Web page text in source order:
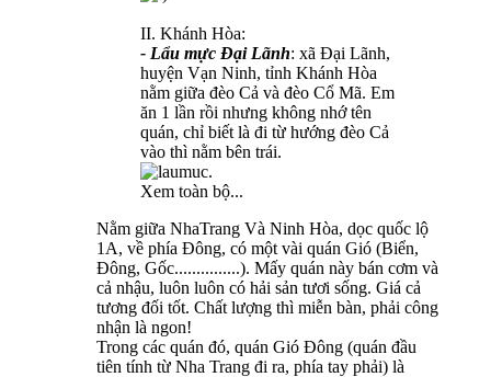
II. Khánh Hòa:
- Lẩu mực Đại Lãnh: xã Đại Lãnh,
huyện Vạn Ninh, tỉnh Khánh Hòa
nằm giữa đèo Cả và đèo Cổ Mã. Em
ăn 1 lần rồi nhưng không nhớ tên
quán, chỉ biết là đi từ hướng đèo Cả
vào thì nằm bên trái.
Xem toàn bộ...
Nằm giữa NhaTrang Và Ninh Hòa, dọc quốc lộ
1A, về phía Đông, có một vài quán Gió (Biển,
Đông, Gốc...............). Mấy quán này bán cơm và
cả nhậu, luôn luôn có hải sản tươi sống. Giá cả
tương đối tốt. Chất lượng thì miễn bàn, phải công
nhận là ngon!
Trong các quán đó, quán Gió Đông (quán đầu
tiên tính từ Nha Trang đi ra, phía tay phải) là